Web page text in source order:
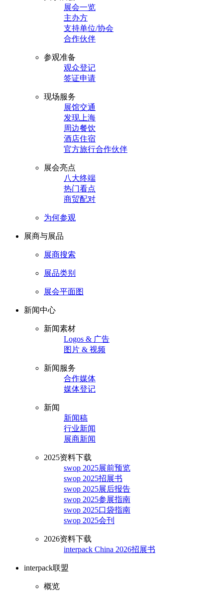
展会一览
主办方
支持单位/协会
合作伙伴
参观准备
观众登记
签证申请
现场服务
展馆交通
发现上海
周边餐饮
酒店住宿
官方旅行合作伙伴
展会亮点
八大终端
热门看点
商贸配对
为何参观
展商与展品
展商搜索
展品类别
展会平面图
新闻中心
新闻素材
Logos & 广告
图片 & 视频
新闻服务
合作媒体
媒体登记
新闻
新闻稿
行业新闻
展商新闻
2025资料下载
swop 2025展前预览
swop 2025招展书
swop 2025展后报告
swop 2025参展指南
swop 2025口袋指南
swop 2025会刊
2026资料下载
interpack China 2026招展书
interpack联盟
概览